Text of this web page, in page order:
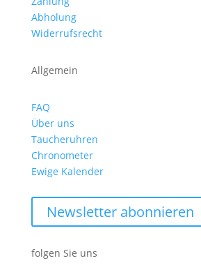
Abholung
Widerrufsrecht
Allgemein
FAQ
Über uns
Taucheruhren
Chronometer
Ewige Kalender
Newsletter abonnieren
folgen Sie uns